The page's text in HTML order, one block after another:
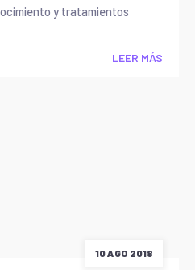
y tratamientos
LEER MÁS
10 AGO 2018